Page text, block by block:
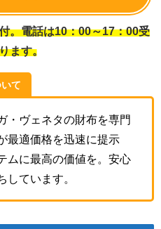
。電話は10：00～17：00受
ます。
て
・ヴェネタの財布を専門
最適価格を迅速に提示
ムに最高の価値を。安心
しています。